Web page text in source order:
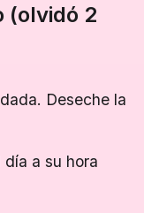
(olvidó 2
Deseche la
a su hora